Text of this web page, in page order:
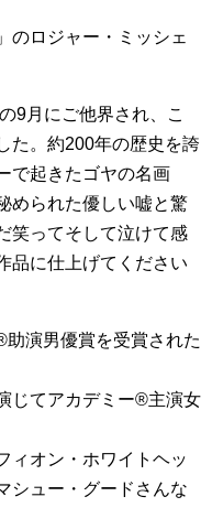
のロジャー・ミッシェ
9月にご他界され、こ
た。約200年の歴史を誇
で起きたゴヤの名画
められた優しい嘘と驚
笑ってそして泣けて感
品に仕上げてください
演男優賞を受賞された
じてアカデミー®主演女
ィオン・ホワイトヘッ
シュー・グードさんな